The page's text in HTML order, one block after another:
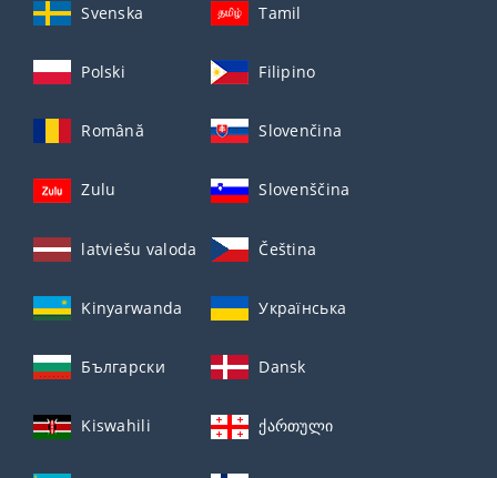
Svenska Tamil
Polski Filipino
Română Slovenčina
Zulu Slovenščina
latviešu valoda Čeština
Kinyarwanda Українська
Български Dansk
Kiswahili ქართული